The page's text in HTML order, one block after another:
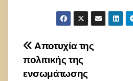
Πλοήγηση
άρθρων
Αποτυχία της
πολιτικής της
ενσωμάτωσης